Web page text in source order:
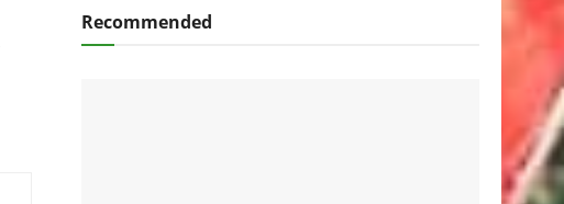
Recommended